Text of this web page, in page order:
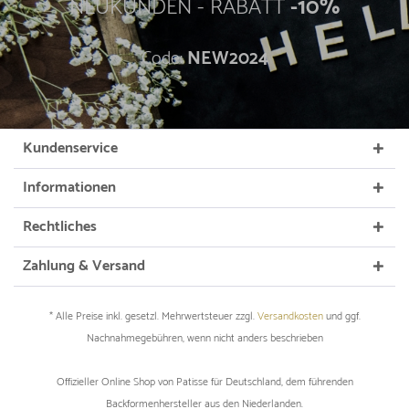
NEUKUNDEN - RABATT-10%
Code:NEW2024
Kundenservice
Informationen
Rechtliches
Zahlung & Versand
* Alle Preise inkl. gesetzl. Mehrwertsteuer zzgl.Versandkostenund ggf.
Nachnahmegebühren, wenn nicht anders beschrieben
Offizieller Online Shop von Patisse für Deutschland, dem führenden
Backformenhersteller aus den Niederlanden.